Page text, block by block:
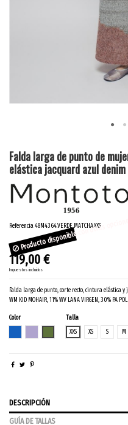
Falda larga de punto de
elástica jacquard azul
Referencia48M4364.VERDE MATCHA.XXS
Producto disponible con otras opciones
119,00 €
Impuestos incluidos
Falda larga de punto, corte recto, cintura elástica y
WM KID MOHAIR, 11% WV LANA VIRGEN, 30% PA
Color
LAVANDA SILVEST
VERDE MATCHA
Talla
XXS
XS S M
DESCRIPCIÓN
GUÍA DE TALLAS